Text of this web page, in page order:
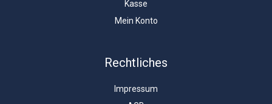
Kasse
Mein Konto
Rechtliches
Impressum